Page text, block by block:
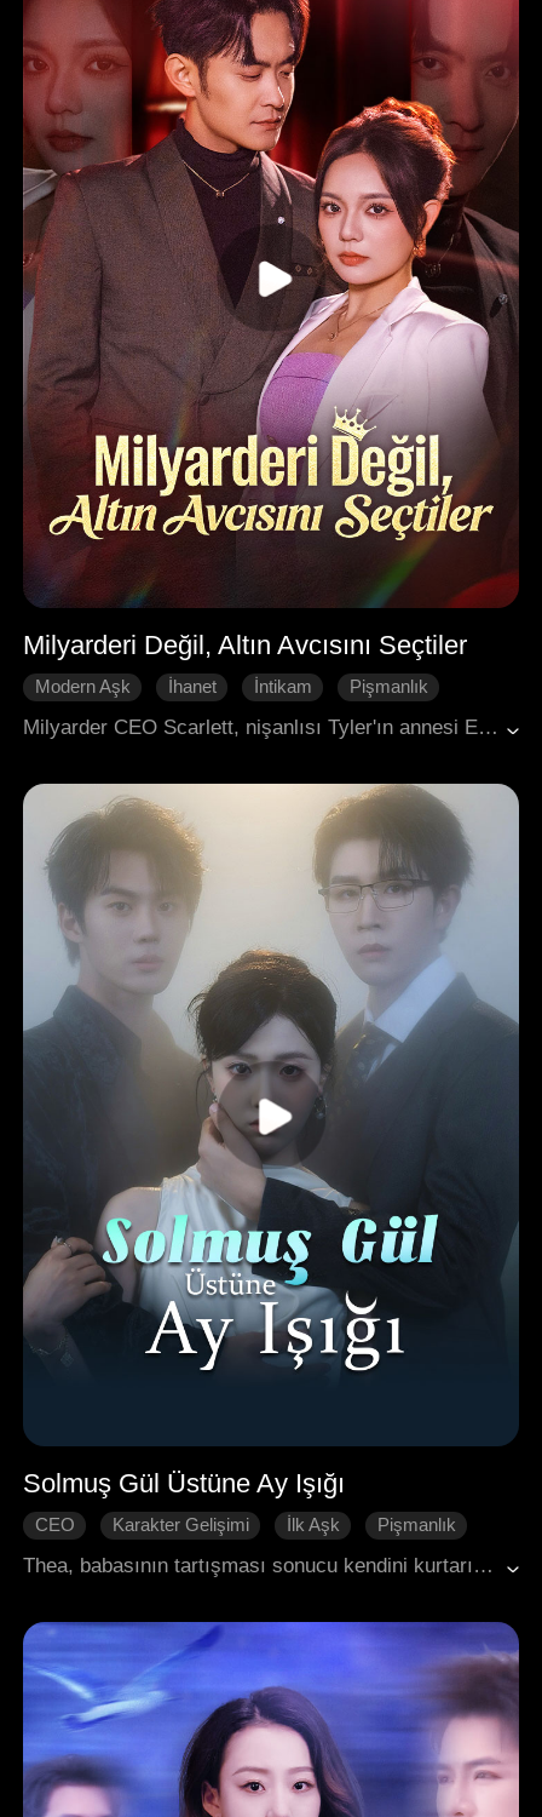
Milyarderi Değil, Altın Avcısını Seçtiler
Modern Aşk İhanet İntikam
Pişmanlık
Milyarder CEO Scarlett, nişanlısı Tyler'ın annesi Emily ile buluşmak için havaalanına gizlice gitti. Kendini beğenmiş Emily, Tyler'ın sevgilisini zengin bir aileden gelen gelin adayı sanarak Scarlett'i herkesin içinde "öteki kadın" olarak küçük düşürdü. En zengin adamın eşi Madison'ın yardımıyla Scarlett, Tyler'ın sadakatsizliğini ortaya çıkardı. Sessizce intikamını tasarladı ve Madison'ın oğlu Justin ile işbirliği yaptı. Düğünlerinde Scarlett, Tyler'ın ihanetini ifşa etti. Pişmanlık duymayan Tyler, evliliği zorlamak için kendi annesine bile karşı çıktı. Justin ve Madison müdahale ederek kesin bir ceza verdiler. Tyler mahvoldu ve terk edildi. Scarlett, gerçekten değer veren Justin ile gerçek mutluluğu buldu; statü eşitliği ve karşılıklı saygıyla dolu yeni bir hayata adım attı.
Solmuş Gül Üstüne Ay Işığı
CEO Karakter Gelişimi İlk Aşk
Pişmanlık
Thea, babasının tartışması sonucu kendini kurtarıcısı gibi görünen Danny'nin kollarında buldu. Ancak kısa sürede onun üvey kız kardeşiyle dönen bir aldatma ağının parçası olduğunu öğrendi. Kalbi kırık Thea, bu kez görünüşte bitkisel hayattaki Felix'le evlendi. Oysa Felix, yıllardır içinde taşıdığı aşk nedeniyle hastalığını taklit ediyordu. İkisinin bağı derinleştikçe, Danny sonunda Thea'ya aslında her zaman âşık olduğunu fark etti. Hatta yıllar önce ona attığı 'hayat kurtaran' iyiliğin bile bir aldatmaca olduğunu öğrendi. Ne var ki artık çok geçti: geri dönüş yoktu.